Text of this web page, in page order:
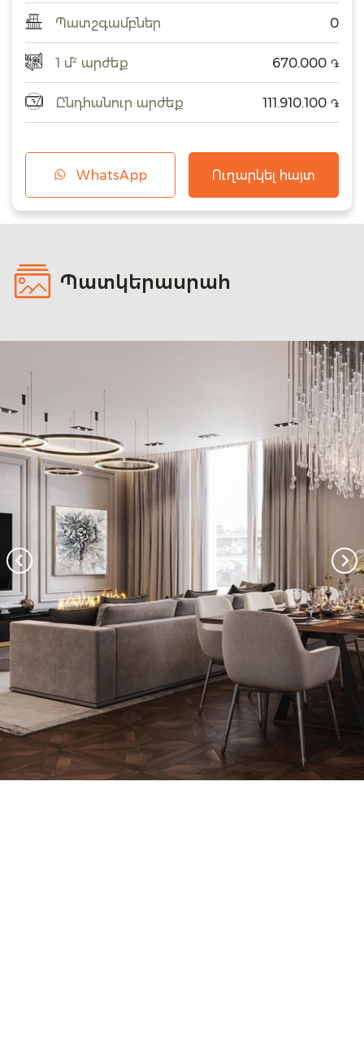
Պատշգամբներ 0
1 մ² արժեք 670.000 ֏
Ընդհանուր արժեք 111.910.100 ֏
WhatsApp Ուղարկել հայտ
Պատկերասրահ